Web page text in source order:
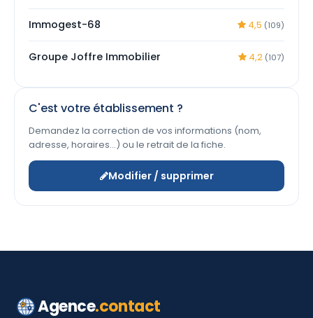
Immogest-68 4,5 (109)
Groupe Joffre Immobilier 4,2 (107)
C'est votre établissement ?
Demandez la correction de vos informations (nom,
adresse, horaires…) ou le retrait de la fiche.
Modifier / supprimer
Agence.contact